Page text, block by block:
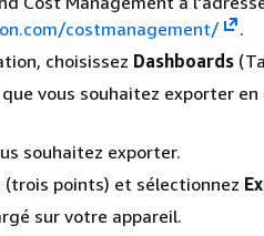
costmanagement/
.
choisissez Dashboards
vous souhaitez exporter
souhaitez exporter.
points) et sélectionnez
sur votre appareil.